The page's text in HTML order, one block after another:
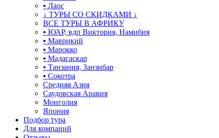
▪ Лаос
↓ ТУРЫ СО СКИДКАМИ ↓
ВСЕ ТУРЫ В АФРИКУ
▪ ЮАР, вдп Виктория, Намибия
▪ Маврикий
▪ Марокко
▪ Мадагаскар
▪ Танзания, Занзибар
▪ Сокотра
Средняя Азия
Саудовская Аравия
Монголия
Япония
Подбор тура
Для компаний